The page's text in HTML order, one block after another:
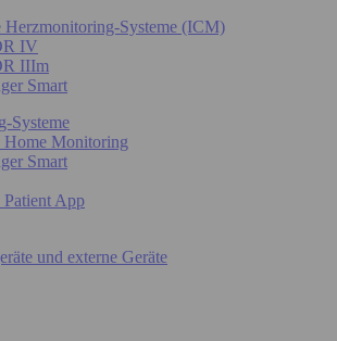
Herzmonitoring-Systeme (ICM)
IV
IIIm
Smart
Systeme
Monitoring
Smart
App
und externe Geräte